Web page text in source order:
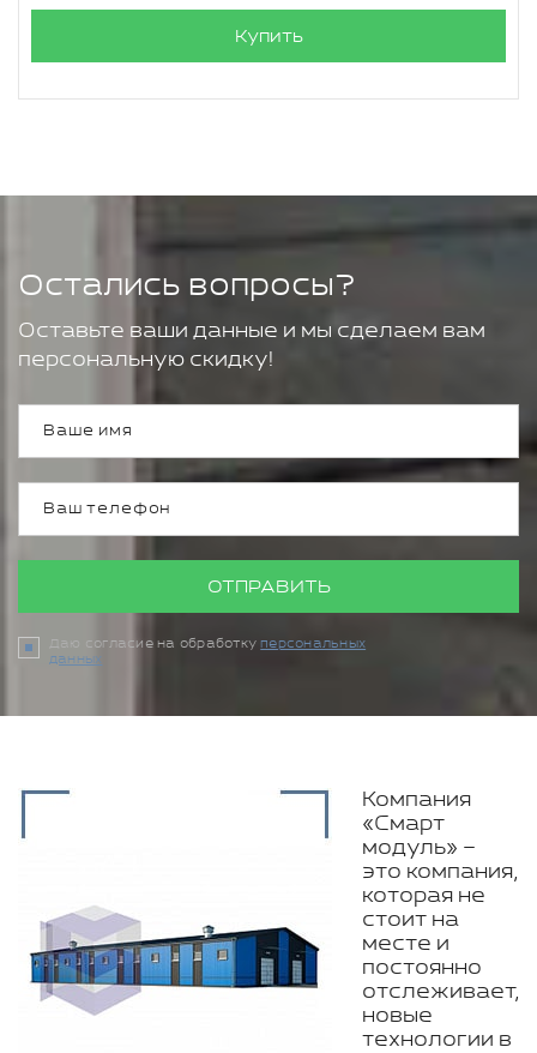
Купить
Остались вопросы?
Оставьте ваши данные и мы сделаем вам
персональную скидку!
ОТПРАВИТЬ
Даю согласие на обработкуперсональных
данных
Компания
«Смарт
модуль» –
это компания,
которая не
стоит на
месте и
постоянно
отслеживает,
новые
технологии в